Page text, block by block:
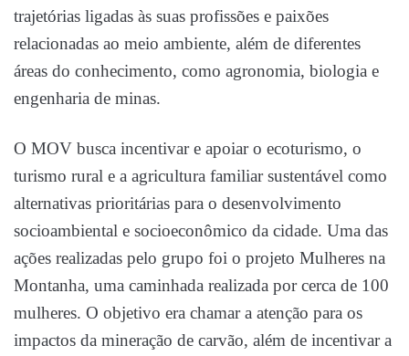
trajetórias ligadas às suas profissões e paixões
relacionadas ao meio ambiente, além de diferentes
áreas do conhecimento, como agronomia, biologia e
engenharia de minas.
O MOV busca incentivar e apoiar o ecoturismo, o
turismo rural e a agricultura familiar sustentável como
alternativas prioritárias para o desenvolvimento
socioambiental e socioeconômico da cidade. Uma das
ações realizadas pelo grupo foi o projeto Mulheres na
Montanha, uma caminhada realizada por cerca de 100
mulheres. O objetivo era chamar a atenção para os
impactos da mineração de carvão, além de incentivar a